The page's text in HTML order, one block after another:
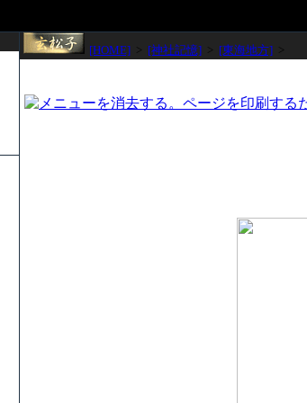
[HOME] [神社記憶] [東海地方]